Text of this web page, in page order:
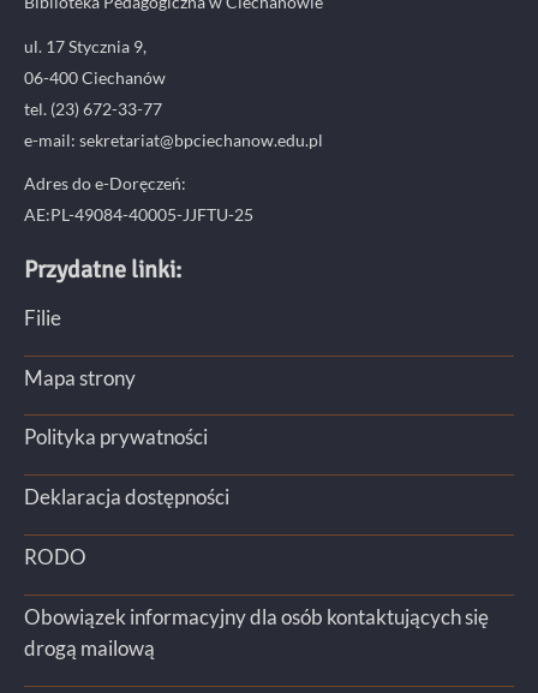
ul. 17 Stycznia 9,
06-400 Ciechanów
tel. (23) 672-33-77
e-mail: sekretariat@bpciechanow.edu.pl
Adres do e-Doręczeń:
AE:PL-49084-40005-JJFTU-25
Przydatne linki:
Filie
Mapa strony
Polityka prywatności
Deklaracja dostępności
RODO
Obowiązek informacyjny dla osób kontaktujących się
drogą mailową